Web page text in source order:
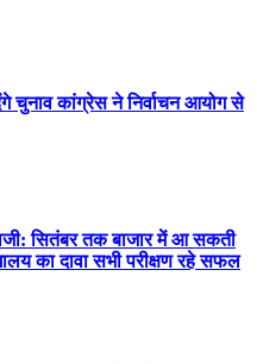
चुनाव कांग्रेस ने निर्वाचन आयोग से
सितंबर तक बाजार में आ सकती
का दावा सभी परीक्षण रहे सफल